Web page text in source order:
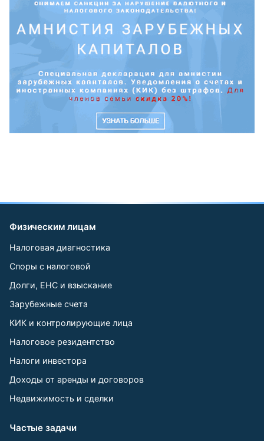
Физическим лицам
Налоговая диагностика
Споры с налоговой
Долги, ЕНС и взыскание
Зарубежные счета
КИК и контролирующие лица
Налоговое резидентство
Налоги инвестора
Доходы от аренды и договоров
Недвижимость и сделки
Частые задачи